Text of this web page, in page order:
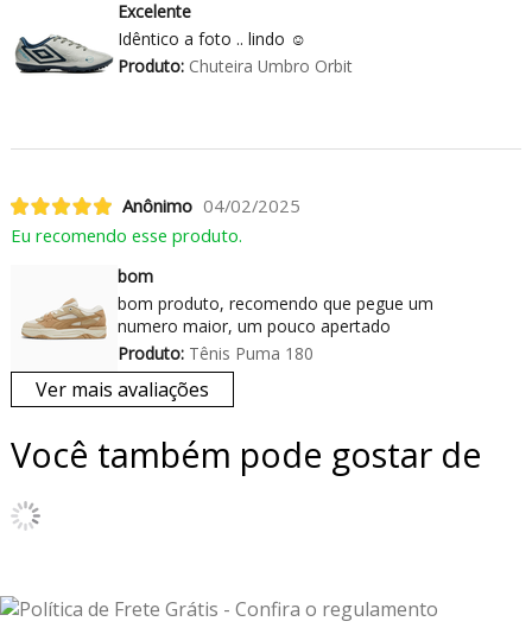
Excelente
Idêntico a foto .. lindo ☺️
Produto:Chuteira Umbro Orbit
Anônimo 04/02/2025
Eu recomendo esse produto.
bom
bom produto, recomendo que pegue um
numero maior, um pouco apertado
Produto:Tênis Puma 180
Ver mais avaliações
Você também pode gostar de